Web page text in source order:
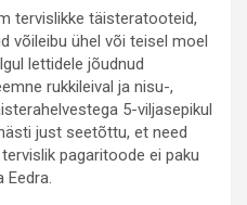
tervislikke täisteratooteid,
võileibu ühel või teisel moel
lettidele jõudnud
rukkileival ja nisu-,
5-viljasepikul
just seetõttu, et need
pagaritoode ei paku
Eedra.